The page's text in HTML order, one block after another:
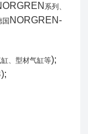
系列、
国 NORGREN-
、型材气缸等);
);